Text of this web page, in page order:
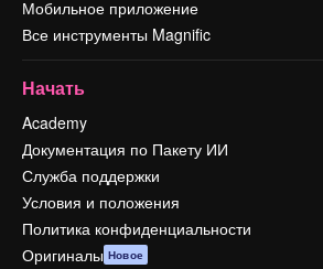
Мобильное приложение
Все инструменты Magnific
Начать
Academy
Документация по Пакету ИИ
Служба поддержки
Условия и положения
Политика конфиденциальности
Оригиналы Новое